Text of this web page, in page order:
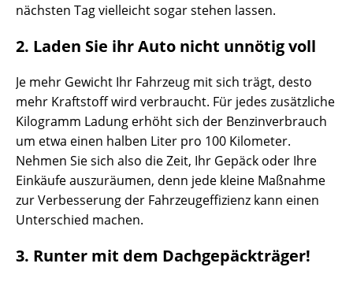
nächsten Tag vielleicht sogar stehen lassen.
2. Laden Sie ihr Auto nicht unnötig voll
Je mehr Gewicht Ihr Fahrzeug mit sich trägt, desto
mehr Kraftstoff wird verbraucht. Für jedes zusätzliche
Kilogramm Ladung erhöht sich der Benzinverbrauch
um etwa einen halben Liter pro 100 Kilometer.
Nehmen Sie sich also die Zeit, Ihr Gepäck oder Ihre
Einkäufe auszuräumen, denn jede kleine Maßnahme
zur Verbesserung der Fahrzeugeffizienz kann einen
Unterschied machen.
3. Runter mit dem Dachgepäckträger!